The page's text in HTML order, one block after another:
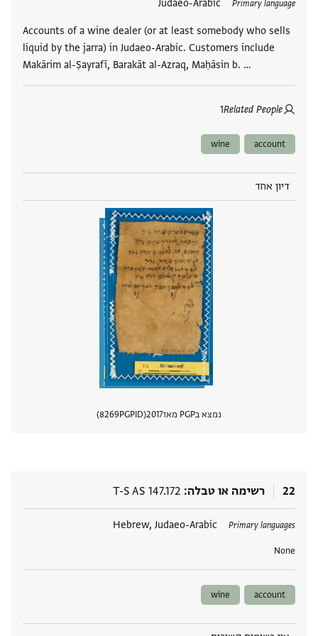
Primary language
Judaeo-Arabic
Accounts of a wine dealer (or at least somebody who sells
liquid by the jarra) in Judaeo-Arabic. Customers include
Makārim al-Ṣayrafī, Barakāt al-Azraq, Maḥāsin b. …
Related People
1
תגים
account
wine
דיון אחד
נמצא בPGP מאז 2017
PGPID
8269
22 רשימה או טבלה T-S AS 147.172
Primary languages
Hebrew, Judaeo-Arabic
None
תגים
account
wine